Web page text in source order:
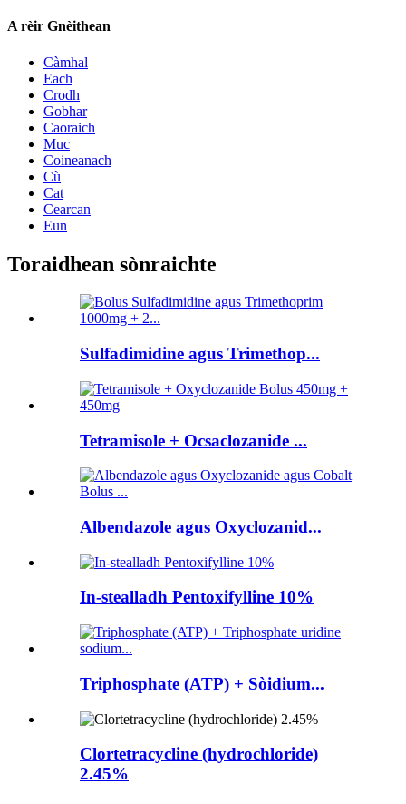
A rèir Gnèithean
Càmhal
Each
Crodh
Gobhar
Caoraich
Muc
Coineanach
Cù
Cat
Cearcan
Eun
Toraidhean sònraichte
Sulfadimidine agus Trimethop...
Tetramisole + Ocsaclozanide ...
Albendazole agus Oxyclozanid...
In-stealladh Pentoxifylline 10%
Triphosphate (ATP) + Sòidium...
Clortetracycline (hydrochloride)
2.45%